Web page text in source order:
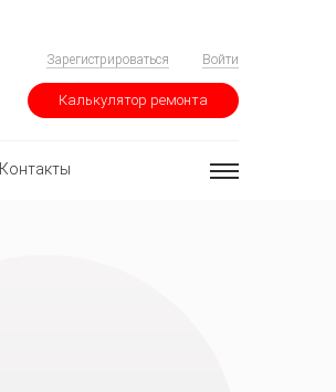
Зарегистрироваться Войти
Калькулятор ремонта
Контакты